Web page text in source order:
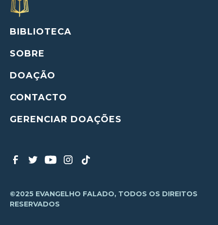
BIBLIOTECA
SOBRE
DOAÇÃO
CONTACTO
GERENCIAR DOAÇÕES
©2025 EVANGELHO FALADO, TODOS OS DIREITOS
RESERVADOS